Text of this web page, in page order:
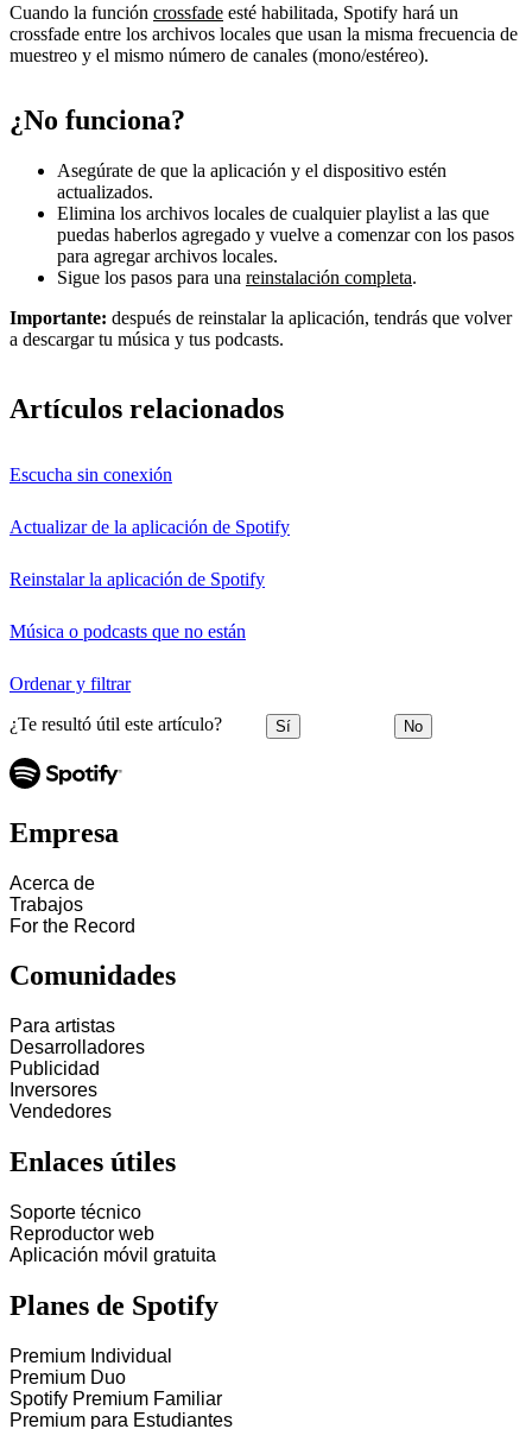
Cuando la función crossfade esté habilitada, Spotify hará un
crossfade entre los archivos locales que usan la misma frecuencia de
muestreo y el mismo número de canales (mono/estéreo).
¿No funciona?
Asegúrate de que la aplicación y el dispositivo estén
actualizados.
Elimina los archivos locales de cualquier playlist a las que
puedas haberlos agregado y vuelve a comenzar con los pasos
para agregar archivos locales.
Sigue los pasos para una reinstalación completa.
Importante: después de reinstalar la aplicación, tendrás que volver
a descargar tu música y tus podcasts.
Artículos relacionados
Escucha sin conexión
Actualizar de la aplicación de Spotify
Reinstalar la aplicación de Spotify
Música o podcasts que no están
Ordenar y filtrar
¿Te resultó útil este artículo? Sí No
Empresa
Acerca de
Trabajos
For the Record
Comunidades
Para artistas
Desarrolladores
Publicidad
Inversores
Vendedores
Enlaces útiles
Soporte técnico
Reproductor web
Aplicación móvil gratuita
Planes de Spotify
Premium Individual
Premium Duo
Spotify Premium Familiar
Premium para Estudiantes